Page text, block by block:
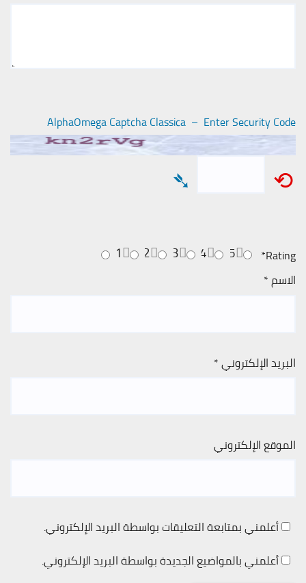
AlphaOmega Captcha Classica – Enter Security Code
⟲
➴
Rating
*
5
4
3
2
1
الاسم*
البريد الإلكتروني*
الموقع الإلكتروني
أعلمني بمتابعة التعليقات بواسطة البريد الإلكتروني.
أعلمني بالمواضيع الجديدة بواسطة البريد الإلكتروني.